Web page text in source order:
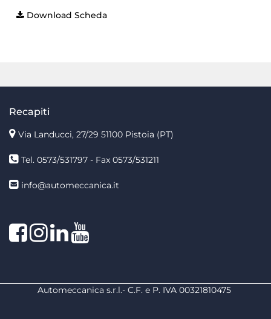
Download Scheda
Recapiti
Via Landucci, 27/29 51100 Pistoia (PT)
Tel. 0573/531797 - Fax 0573/531211
info@automeccanica.it
FacebookInstagram
linkedin
Automeccanica s.r.l.- C.F. e P. IVA 00321810475